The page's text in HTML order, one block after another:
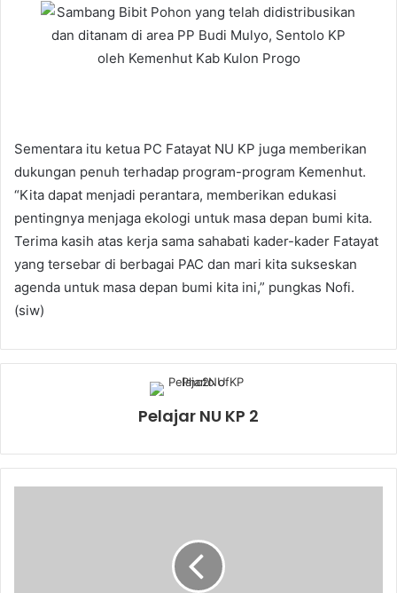
Sementara itu ketua PC Fatayat NU KP juga memberikan
dukungan penuh terhadap program-program Kemenhut.
“Kita dapat menjadi perantara, memberikan edukasi
pentingnya menjaga ekologi untuk masa depan bumi kita.
Terima kasih atas kerja sama sahabati kader-kader Fatayat
yang tersebar di berbagai PAC dan mari kita sukseskan
agenda untuk masa depan bumi kita ini,” pungkas Nofi.
(siw)
Pelajar NU KP 2